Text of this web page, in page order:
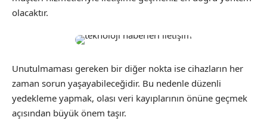
olacaktır.
Unutulmaması gereken bir diğer nokta ise cihazların her
zaman sorun yaşayabileceğidir. Bu nedenle düzenli
yedekleme yapmak, olası veri kayıplarının önüne geçmek
açısından büyük önem taşır.